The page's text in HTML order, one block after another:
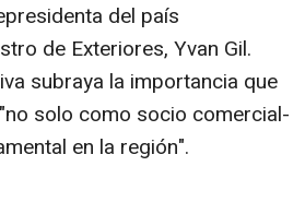
del país
de Exteriores, Yvan Gil.
subraya la importancia que
solo como socio comercial-
en la región".